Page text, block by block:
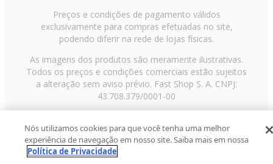
Preços e condições de pagamento válidos
exclusivamente para compras efetuadas no site,
podendo diferir na rede de lojas físicas.
As imagens dos produtos são meramente ilustrativas.
Todos os preços e condições comerciais estão sujeitos
a alteração sem aviso prévio. Fast Shop S. A. CNPJ:
43.708.379/0001-00
Paulo/SP, CEP 02029-001, Telefone: 11 3003-3728 ©
2013 Fast Shop - Todos os direitos reservadosRF
Nós utilizamos cookies para que você tenha uma melhor
experiência de navegação em nosso site. Saiba mais em nossa
Política de Privacidade